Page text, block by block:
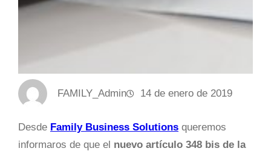
FAMILY_Admin 14 de enero de 2019
Desde Family Business Solutions queremos
informaros de que el nuevo artículo 348 bis de la